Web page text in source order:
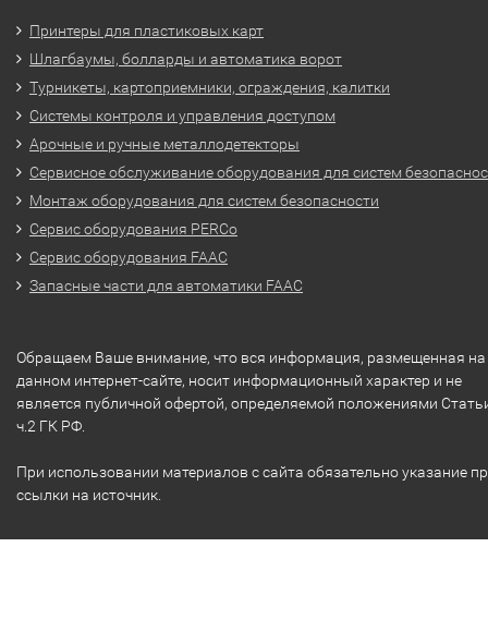
Принтеры для пластиковых карт
Шлагбаумы, болларды и автоматика ворот
Турникеты, картоприемники, ограждения, калитки
Системы контроля и управления доступом
Арочные и ручные металлодетекторы
Сервисное обслуживание оборудования для систем
Монтаж оборудования для систем безопасности
Сервис оборудования PERCo
Сервис оборудования FAAC
Запасные части для автоматики FAAC
Обращаем Ваше внимание, что вся информация, размещенная на
данном интернет-сайте, носит информационный характер и не
является публичной офертой, определяемой положениями
ч.2 ГК РФ.
При использовании материалов с сайта обязательно указание
ссылки на источник.